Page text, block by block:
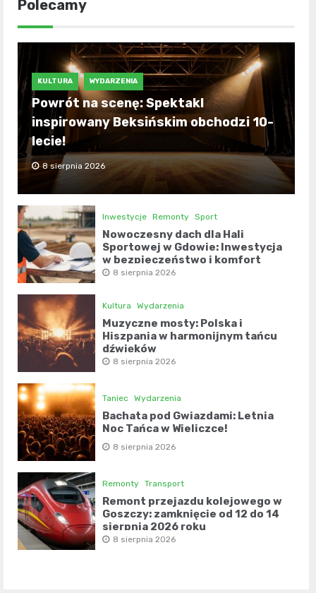
Polecamy
KULTURA WYDARZENIA
Powrót na scenę: Spektakl
inspirowany Beksińskim obchodzi 10-
lecie!
8 sierpnia 2026
Inwestycje Remonty Sport
Nowoczesny dach dla Hali
Sportowej w Gdowie: Inwestycja
w bezpieczeństwo i komfort
8 sierpnia 2026
Kultura Wydarzenia
Muzyczne mosty: Polska i
Hiszpania w harmonijnym tańcu
dźwięków
8 sierpnia 2026
Taniec Wydarzenia
Bachata pod Gwiazdami: Letnia
Noc Tańca w Wieliczce!
8 sierpnia 2026
Remonty Transport
Remont przejazdu kolejowego w
Goszczy: zamknięcie od 12 do 14
sierpnia 2026 roku
8 sierpnia 2026